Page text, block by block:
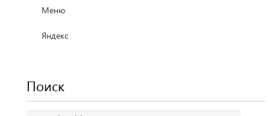
Меню
Яндекс
Поиск